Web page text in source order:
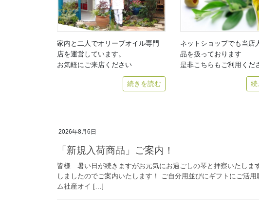
家内と二人でオリーブオイル専門
店を運営しています。
お気軽にご来店ください
続きを読む
ネットショップでも当店
品を扱っております
是非こちらもご利用くだ
続
2026年8月6日
「新規入荷商品」ご案内！
皆様 暑い日が続きますがお元気にお過ごしの琴と拝察いたしま
しましたのでご案内いたします！ ご自分用並びにギフトにご活
ム社産オイ […]